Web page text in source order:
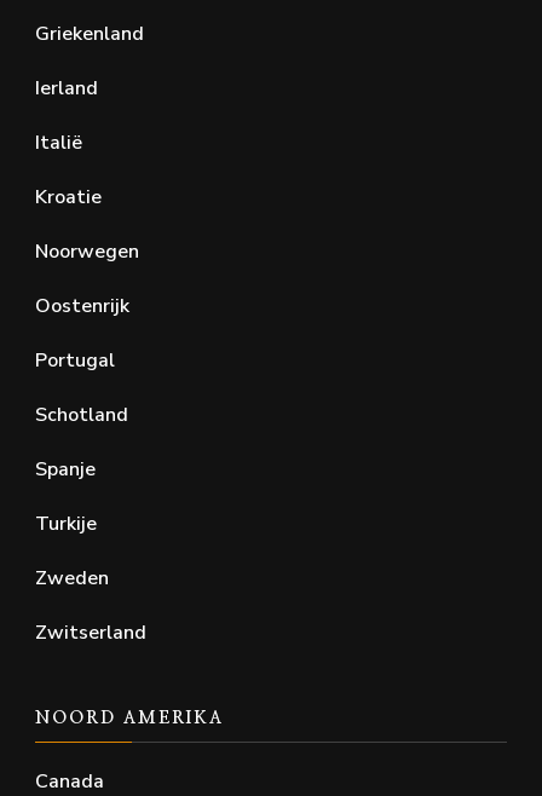
Griekenland
Ierland
Italië
Kroatie
Noorwegen
Oostenrijk
Portugal
Schotland
Spanje
Turkije
Zweden
Zwitserland
NOORD AMERIKA
Canada